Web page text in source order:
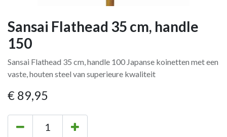
Sansai Flathead 35 cm, handle
150
Sansai Flathead 35 cm, handle 100 Japanse koinetten met een
vaste, houten steel van superieure kwaliteit
€ 89,95